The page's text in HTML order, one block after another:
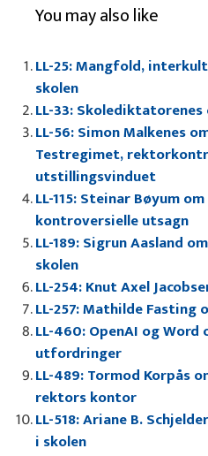
You may also like
LL-25: Mangfold,
skolen
LL-33:
LL-56: Simon Malkenes
Testregimet,
utstillingsvinduet
LL-115: Steinar Bøyum
kontroversielle utsagn
LL-189: Sigrun Aasland
skolen
LL-254: Knut Axel
LL-257: Mathilde Fasting
LL-460: OpenAI og Word
utfordringer
LL-489: Tormod Korpås
rektors kontor
LL-518: Ariane B.
i skolen